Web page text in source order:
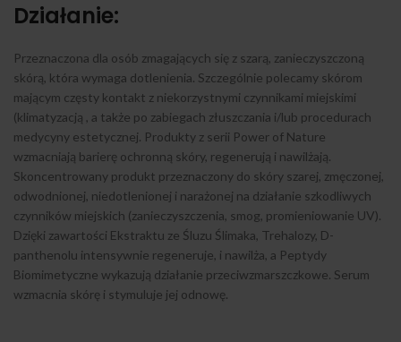
Działanie:
Przeznaczona dla osób zmagających się z szarą, zanieczyszczoną
skórą, która wymaga dotlenienia. Szczególnie polecamy skórom
mającym częsty kontakt z niekorzystnymi czynnikami miejskimi
(klimatyzacją , a także po zabiegach złuszczania i/lub procedurach
medycyny estetycznej. Produkty z serii Power of Nature
wzmacniają barierę ochronną skóry, regenerują i nawilżają.
Skoncentrowany produkt przeznaczony do skóry szarej, zmęczonej,
odwodnionej, niedotlenionej i narażonej na działanie szkodliwych
czynników miejskich (zanieczyszczenia, smog, promieniowanie UV).
Dzięki zawartości Ekstraktu ze Śluzu Ślimaka, Trehalozy, D-
panthenolu intensywnie regeneruje, i nawilża, a Peptydy
Biomimetyczne wykazują działanie przeciwzmarszczkowe. Serum
wzmacnia skórę i stymuluje jej odnowę.